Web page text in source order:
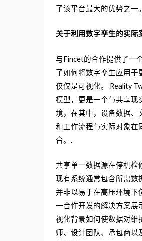
了该平台最大的优势之一
关于利用数字孪生的实际
与Fincet的合作提供了一
了如何将数字孪生应用于
仅仅是可视化。 Reality
模型，更是一个与共享现
境，在其中，设备数据、
和工作流程与实际对象在
合。.
共享单一数据源在停机检
现有系统通常包含所需数
并非以易于在高压环境下
一合作开发的解决方案展
视化背景如何使数据对维
师、设计团队、承包商以